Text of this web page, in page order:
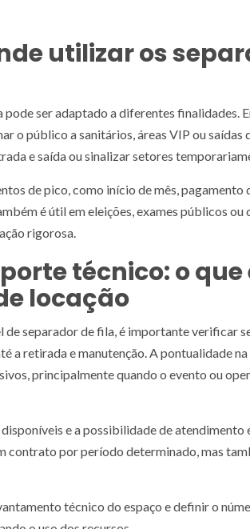
utilizar os
ser adaptado a diferentes finalidades.
o público a sanitários, áreas VIP ou saídas
e saída ou sinalizar setores
de pico, como início de mês, pagamento
é útil em eleições, exames públicos ou
rigorosa.
técnico: o
locação
separador de fila, é importante verificar
a retirada e manutenção. A pontualidade na
principalmente quando o evento ou
e a possibilidade de atendimento
contrato por período determinado, mas
técnico do espaço e definir o